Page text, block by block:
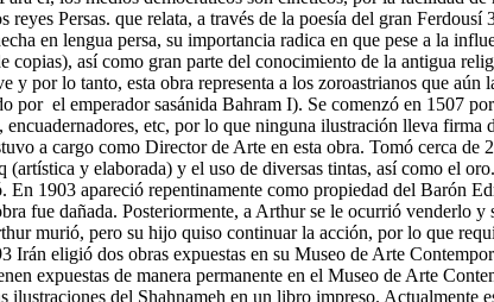
Persas. que relata, a través de la poesía del gran
en lengua persa, su importancia radica en que pese a la
copias), así como gran parte del conocimiento de la antigua
por lo tanto, esta obra representa a los zoroastrianos que
por el emperador sasánida Bahram I). Se comenzó en 1507
etc, por lo que ninguna ilustración lleva
a cargo como Director de Arte en esta obra. Tomó cerca de
(artística y elaborada) y el uso de diversas tintas, así como el
En 1903 apareció repentinamente como propiedad del Barón
fue dañada. Posteriormente, a Arthur se le ocurrió venderlo
murió, pero su hijo quiso continuar la acción, por lo que
Irán eligió dos obras expuestas en su Museo de Arte
expuestas de manera permanente en el Museo de Arte
del Shahnameh en un libro impreso. Actualmente